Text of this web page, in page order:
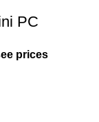
PC
prices